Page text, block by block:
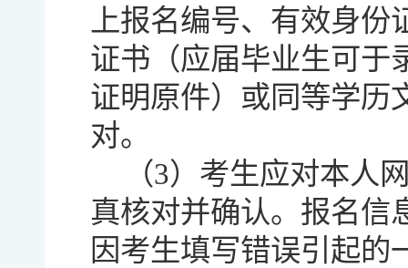
上报名编号、有效身
证书（应届毕业生可于
证明原件）或同等学历
对。
（3）考生应对本人
真核对并确认。报名信
因考生填写错误引起的